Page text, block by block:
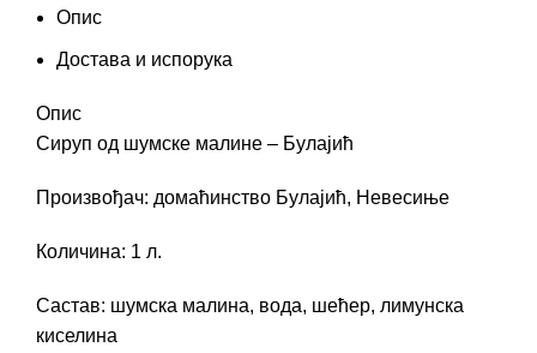
Опис
Достава и испорука
Опис
Сируп од шумске малине – Булајић
Произвођач: домаћинство Булајић, Невесиње
Количина: 1 л.
Састав: шумска малина, вода, шећер, лимунска
киселина